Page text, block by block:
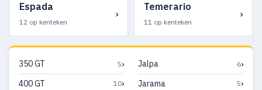
Espada
12 op kenteken
›
Temerario
11 op kenteken
›
350 GT 5›
400 GT 10›
Jalpa 6›
Jarama 5›